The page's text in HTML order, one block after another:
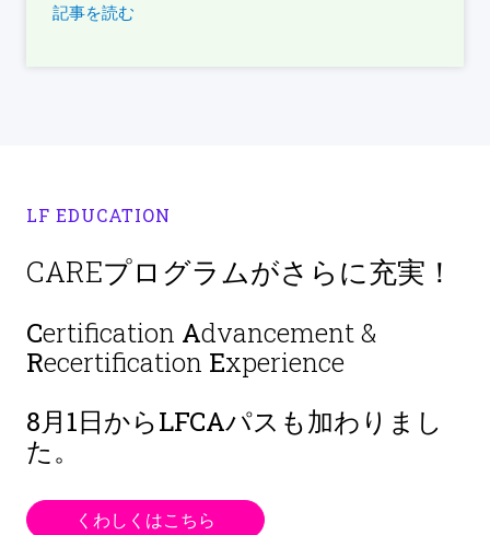
記事を読む
LF EDUCATION
CAREプログラムがさらに充実！
Certification Advancement &
Recertification Experience
8月1日からLFCAパスも加わりまし
た。
くわしくはこちら